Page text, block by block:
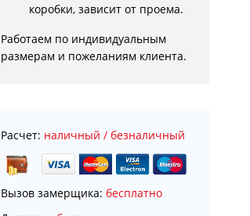
коробки, зависит от проема.
Работаем по индивидуальным
размерам и пожеланиям клиента.
Расчет: наличный / безналичный
Вызов замерщика: бесплатно